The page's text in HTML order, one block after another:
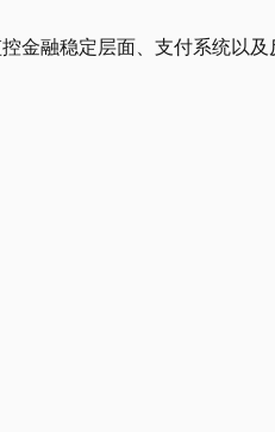
金融稳定层面、支付系统以及